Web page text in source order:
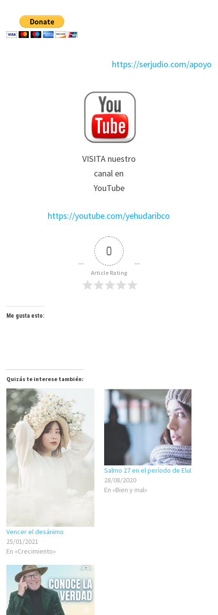
https://serjudio.com/apoyo
VISITA nuestro
canal en
YouTube
https://youtube.com/yehudaribco
0
Article Rating
Me gusta esto:
Quizás te interese también:
Vencer el desánimo
25/01/2021
En «Crecimiento»
Salmo 27 en el período de Elul
28/08/2020
En «Bien y mal»